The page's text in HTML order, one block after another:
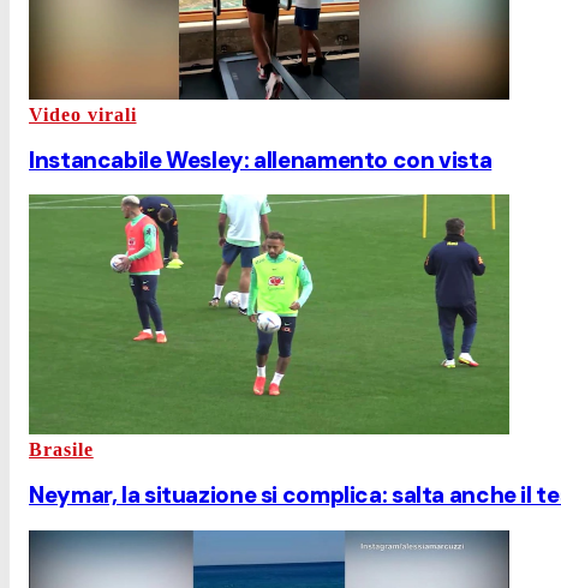
Video virali
Instancabile Wesley: allenamento con vista
Brasile
Neymar, la situazione si complica: salta anche il